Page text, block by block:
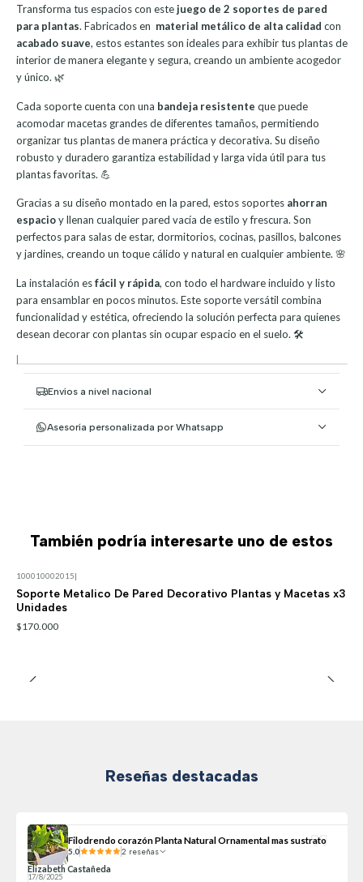
Transforma tus espacios con estejuego de 2 soportes de pared
para plantas. Fabricados en material metálico de alta calidad con
acabado suave, estos estantes son ideales para exhibir tus plantas de
interior de manera elegante y segura, creando un ambiente acogedor
y único. 🌿
Cada soporte cuenta con una bandeja resistente que puede
acomodar macetas grandes de diferentes tamaños, permitiendo
organizar tus plantas de manera práctica y decorativa. Su diseño
robusto y duradero garantiza estabilidad y larga vida útil para tus
plantas favoritas. 💪
Gracias a su diseño montado en la pared, estos soportes ahorran
espacioy llenan cualquier pared vacía de estilo y frescura. Son
perfectos para salas de estar, dormitorios, cocinas, pasillos, balcones
y jardines, creando un toque cálido y natural en cualquier ambiente. 🌸
La instalación esfácil y rápida, con todo el hardware incluido y listo
para ensamblar en pocos minutos. Este soporte versátil combina
funcionalidad y estética, ofreciendo la solución perfecta para quienes
desean decorar con plantas sin ocupar espacio en el suelo. 🛠️
Envíos a nivel nacional
Asesoría personalizada por Whatsapp
También podría interesarte uno de estos
100010002015|
Soporte Metalico De Pared Decorativo Plantas y Macetas x3
Unidades
$170.000
Reseñas destacadas
Filodrendo corazón Planta Natural Ornamental mas sustrato
5.0 2 reseñas
Elizabeth Castañeda
17/8/2025